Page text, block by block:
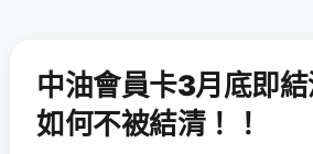
中油會員卡3月底即
如何不被結清！！